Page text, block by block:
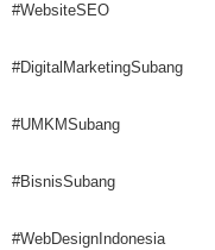
#WebsiteSEO
#DigitalMarketingSubang
#UMKMSubang
#BisnisSubang
#WebDesignIndonesia